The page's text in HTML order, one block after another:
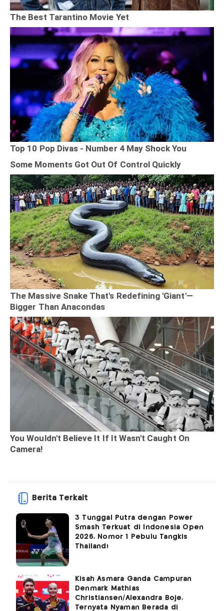
Berita Terkait
3 Tunggal Putra dengan Power
Smash Terkuat di Indonesia Open
2026, Nomor 1 Pebulu Tangkis
Thailand!
Kisah Asmara Ganda Campuran
Denmark Mathias
Christiansen/Alexandra Boje,
Ternyata Nyaman Berada di